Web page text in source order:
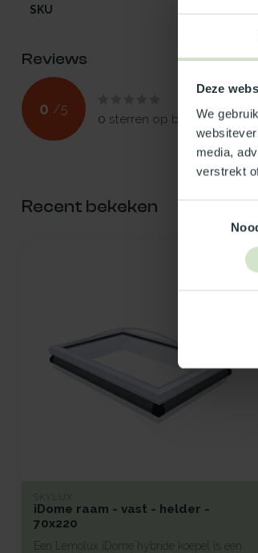
Deze
We
media,
verstrekt
SKU
Reviews
0 /5
0 sterren op basis van0
Recent bekeken
SKYLUX
iDome raam - vast - helder -
70x220
Een Lemolux iDome hybride koepel is een